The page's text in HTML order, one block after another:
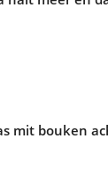
mit bouken